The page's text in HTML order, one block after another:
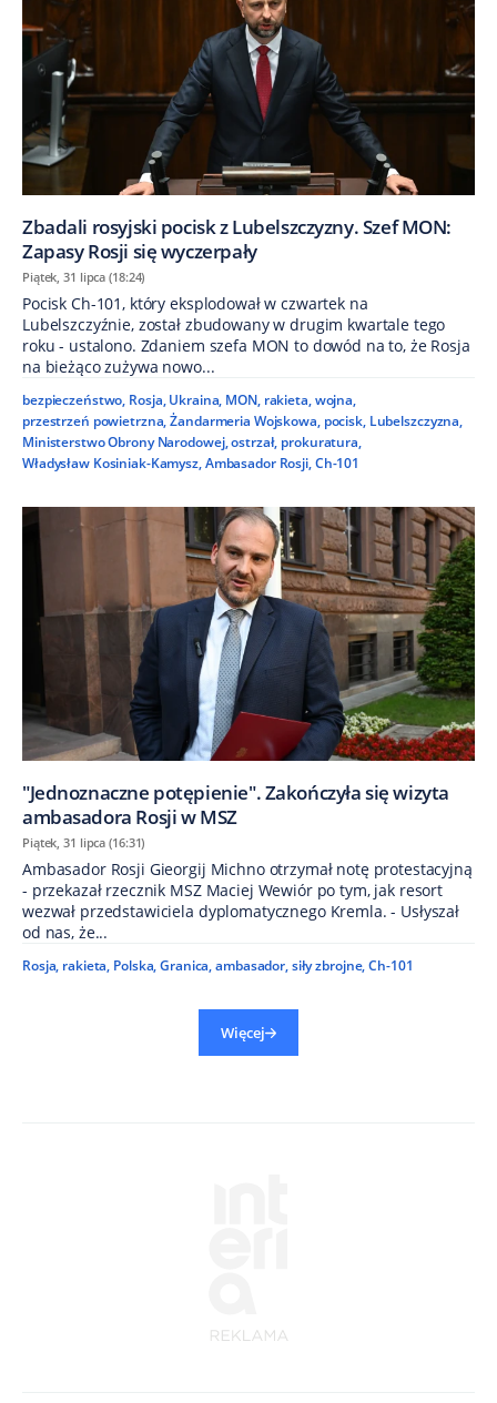
Zbadali rosyjski pocisk z Lubelszczyzny. Szef MON:
Zapasy Rosji się wyczerpały
Piątek, 31 lipca (18:24)
Pocisk Ch-101, który eksplodował w czwartek na
Lubelszczyźnie, został zbudowany w drugim kwartale tego
roku - ustalono. Zdaniem szefa MON to dowód na to, że Rosja
na bieżąco zużywa nowo...
bezpieczeństwo, Rosja, Ukraina, MON, rakieta,wojna,
przestrzeń powietrzna,Żandarmeria Wojskowa, pocisk, Lubelszczyzna,
Ministerstwo Obrony Narodowej,ostrzał, prokuratura,
Władysław Kosiniak-Kamysz,Ambasador Rosji,Ch-101
"Jednoznaczne potępienie". Zakończyła się wizyta
ambasadora Rosji w MSZ
Piątek, 31 lipca (16:31)
Ambasador Rosji Gieorgij Michno otrzymał notę protestacyjną
- przekazał rzecznik MSZ Maciej Wewiór po tym, jak resort
wezwał przedstawiciela dyplomatycznego Kremla. - Usłyszał
od nas, że...
Rosja, rakieta, Polska,Granica,ambasador,siły zbrojne,Ch-101
Więcej